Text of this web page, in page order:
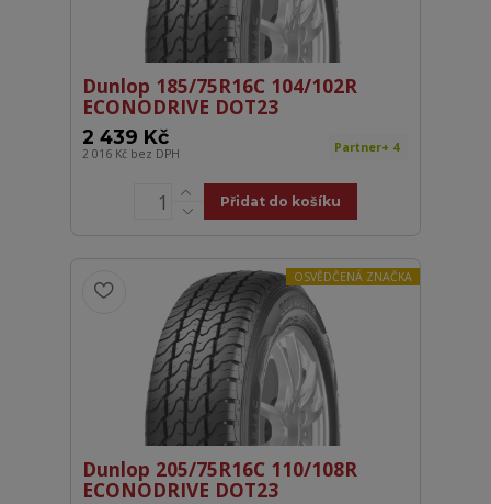
Dunlop 185/75R16C 104/102R
ECONODRIVE DOT23
2 439 Kč
2 016 Kč bez DPH Partner+ 4
Přidat do košíku
OSVĚDČENÁ ZNAČKA
Dunlop 205/75R16C 110/108R
ECONODRIVE DOT23